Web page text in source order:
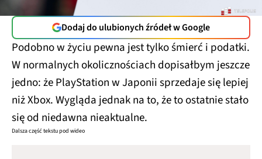
Dodaj do ulubionych źródeł w Google
Podobno w życiu pewna jest tylko śmierć i podatki.
W normalnych okolicznościach dopisałbym jeszcze
jedno: że PlayStation w Japonii sprzedaje się lepiej
niż Xbox. Wygląda jednak na to, że to ostatnie stało
się od niedawna nieaktualne.
Dalsza część tekstu pod wideo